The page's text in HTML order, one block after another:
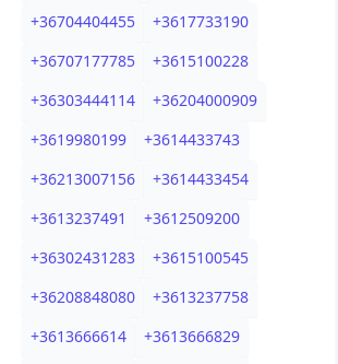
+36704404455 +3617733190
+36707177785 +3615100228
+36303444114 +36204000909
+3619980199 +3614433743
+36213007156 +3614433454
+3613237491 +3612509200
+36302431283 +3615100545
+36208848080 +3613237758
+3613666614 +3613666829